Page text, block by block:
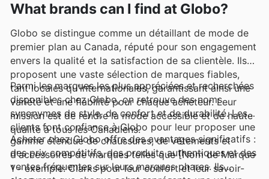
What brands can I find at Globo?
Globo se distingue comme un détaillant de mode de
premier plan au Canada, réputé pour son engagement
envers la qualité et la satisfaction de sa clientèle. Ils
proposent une vaste sélection de marques fiables,
tant locales qu'internationales, garantissant ainsi une
variété et une fiabilité pour chaque acheteur. Leur
mission est de rendre la mode accessible et de haute
qualité à tous les Canadiens.
Parmi les marques les plus appréciées et recherchées
disponibles chez Globo, on retrouve des noms
synonymes de style, de confort et de durabilité. Les
clients font confiance à Globo pour leur proposer une
gamme étendue de chaussures, de vêtements et
d'accessoires de marques telles que [Nom de Marque
1 - exemple: Clarks pour leur confort et leur savoir-
Acheter chez Globo offre des avantages significatifs :
des prix compétitifs, des produits authentiques et des
ventes fréquentes sur leurs marques phares. Ils